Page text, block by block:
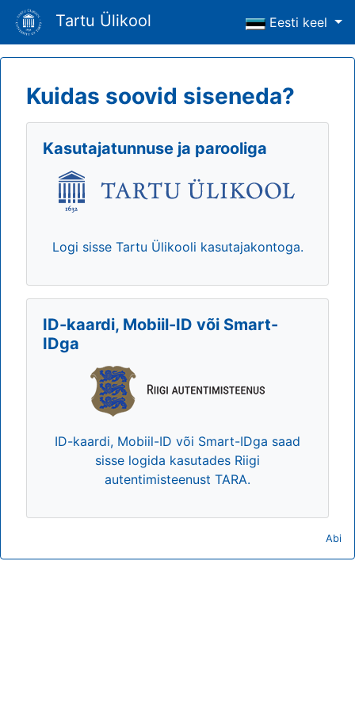
Tartu Ülikool Eesti keel
Kuidas soovid siseneda?
Kasutajatunnuse ja parooliga
Logi sisse Tartu Ülikooli kasutajakontoga.
ID-kaardi, Mobiil-ID või Smart-
IDga
ID-kaardi, Mobiil-ID või Smart-IDga saad
sisse logida kasutades Riigi
autentimisteenust TARA.
Abi